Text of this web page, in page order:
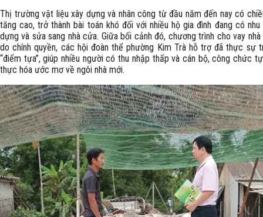
Thị trường vật liệu xây dựng và nhân công từ đầu năm đến nay có
tăng cao, trở thành bài toán khó đối với nhiều hộ gia đình đang có nhu
dựng và sửa sang nhà cửa. Giữa bối cảnh đó, chương trình cho vay nhà
do chính quyền, các hội đoàn thể phường Kim Trà hỗ trợ đã thực sự
“điểm tựa”, giúp nhiều người có thu nhập thấp và cán bộ, công chức
thực hóa ước mơ về ngôi nhà mới.